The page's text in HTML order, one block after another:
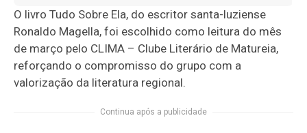
O livro Tudo Sobre Ela, do escritor santa-luziense
Ronaldo Magella, foi escolhido como leitura do mês
de março pelo CLIMA – Clube Literário de Matureia,
reforçando o compromisso do grupo com a
valorização da literatura regional.
Continua após a publicidade